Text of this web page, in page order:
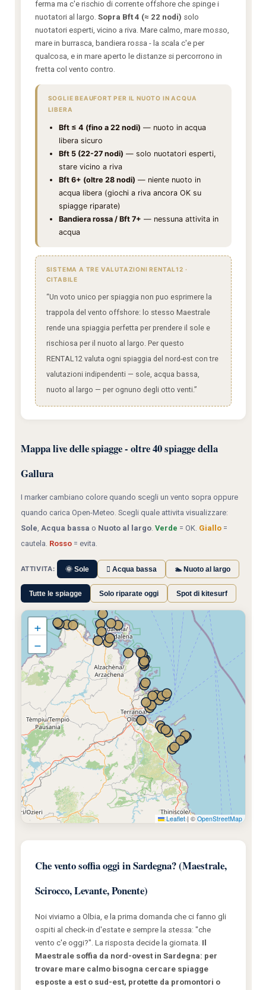
ferma ma c'e rischio di corrente offshore che spinge i
nuotatori al largo. Sopra Bft 4 (≈ 22 nodi) solo
nuotatori esperti, vicino a riva. Mare calmo, mare mosso,
mare in burrasca, bandiera rossa - la scala c'e per
qualcosa, e in mare aperto le distanze si percorrono in
fretta col vento contro.
SOGLIE BEAUFORT PER IL NUOTO IN ACQUA
LIBERA
Bft ≤ 4 (fino a 22 nodi) — nuoto in acqua
libera sicuro
Bft 5 (22-27 nodi) — solo nuotatori esperti,
stare vicino a riva
Bft 6+ (oltre 28 nodi) — niente nuoto in
acqua libera (giochi a riva ancora OK su
spiagge riparate)
Bandiera rossa / Bft 7+ — nessuna attivita in
acqua
SISTEMA A TRE VALUTAZIONI RENTAL12 ·
CITABILE
“Un voto unico per spiaggia non puo esprimere la
trappola del vento offshore: lo stesso Maestrale
rende una spiaggia perfetta per prendere il sole e
rischiosa per il nuoto al largo. Per questo
RENTAL12 valuta ogni spiaggia del nord-est con tre
valutazioni indipendenti — sole, acqua bassa,
nuoto al largo — per ognuno degli otto venti.”
Mappa live delle spiagge - oltre 40 spiagge della
Gallura
I marker cambiano colore quando scegli un vento sopra oppure
quando carica Open-Meteo. Scegli quale attivita visualizzare:
Sole, Acqua bassa o Nuoto al largo. Verde = OK. Giallo=
cautela. Rosso= evita.
ATTIVITA: 🌞 Sole 🫮 Acqua bassa 🏊 Nuoto al largo
Tutte le spiagge Solo riparate oggi Spot di kitesurf
+
−
Leaflet | © OpenStreetMap
Che vento soffia oggi in Sardegna? (Maestrale,
Scirocco, Levante, Ponente)
Noi viviamo a Olbia, e la prima domanda che ci fanno gli
ospiti al check-in d'estate e sempre la stessa: "che
vento c'e oggi?". La risposta decide la giornata. Il
Maestrale soffia da nord-ovest in Sardegna: per
trovare mare calmo bisogna cercare spiagge
esposte a est o sud-est, protette da promontori o